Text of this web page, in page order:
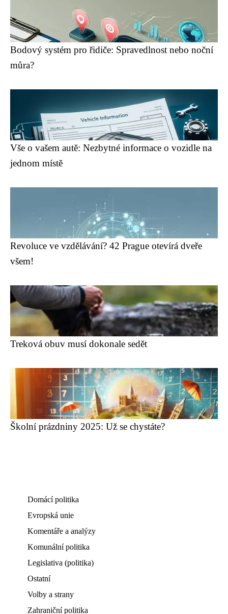
Bodový systém pro řidiče: Spravedlnost nebo noční
můra?
Vše o vašem autě: Nezbytné informace o vozidle na
jednom místě
Revoluce ve vzdělávání? 42 Prague otevírá dveře
všem!
Treková obuv musí dokonale sedět
Školní prázdniny 2025: Už se chystáte?
Domácí politika
Evropská unie
Komentáře a analýzy
Komunální politika
Legislativa (politika)
Ostatní
Volby a strany
Zahraniční politika